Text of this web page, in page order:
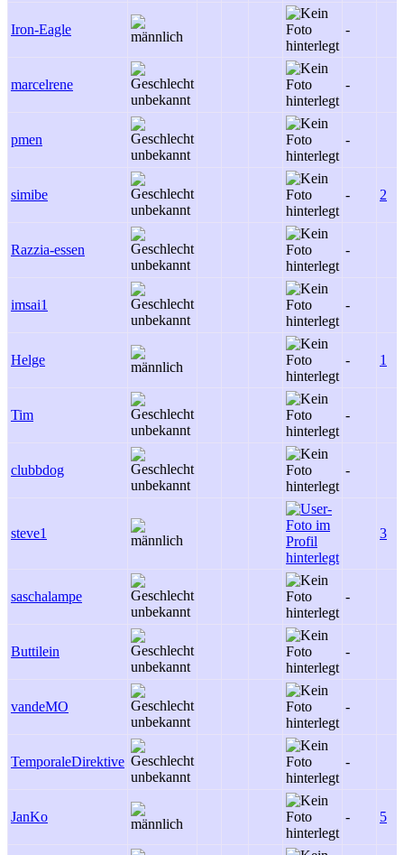
Iron-Eagle -
marcelrene -
pmen -
simibe - 2
Razzia-essen -
imsai1 -
Helge - 1
Tim -
clubbdog -
steve1 3
saschalampe -
Buttilein -
vandeMO -
TemporaleDirektive -
JanKo - 5